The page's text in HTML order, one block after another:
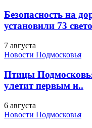
Безопасность на
установили 73
7 августа
Новости Подмосковья
Птицы
улетит первым и..
6 августа
Новости Подмосковья